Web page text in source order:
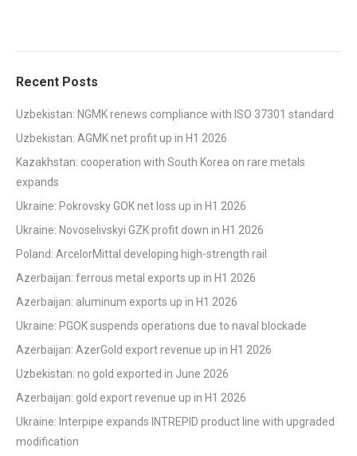
Recent Posts
Uzbekistan: NGMK renews compliance with ISO 37301 standard
Uzbekistan: AGMK net profit up in H1 2026
Kazakhstan: cooperation with South Korea on rare metals
expands
Ukraine: Pokrovsky GOK net loss up in H1 2026
Ukraine: Novoselivskyi GZK profit down in H1 2026
Poland: ArcelorMittal developing high-strength rail
Azerbaijan: ferrous metal exports up in H1 2026
Azerbaijan: aluminum exports up in H1 2026
Ukraine: PGOK suspends operations due to naval blockade
Azerbaijan: AzerGold export revenue up in H1 2026
Uzbekistan: no gold exported in June 2026
Azerbaijan: gold export revenue up in H1 2026
Ukraine: Interpipe expands INTREPID product line with upgraded
modification